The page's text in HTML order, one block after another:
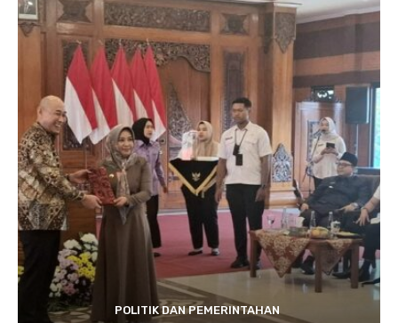
POLITIK DAN PEMERINTAHAN